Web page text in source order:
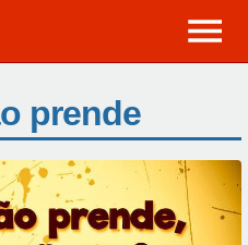
prende